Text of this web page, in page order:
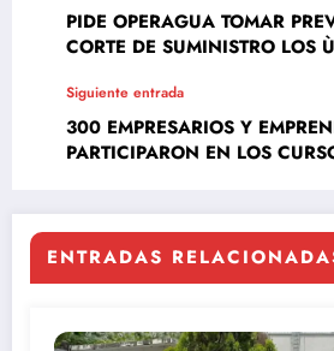
PIDE OPERAGUA TOMAR
CORTE DE SUMINISTRO LOS
Siguiente entrada
300 EMPRESARIOS Y
PARTICIPARON EN LOS
ENTRADAS